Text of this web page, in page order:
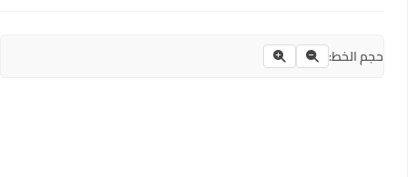
حجم الخط: